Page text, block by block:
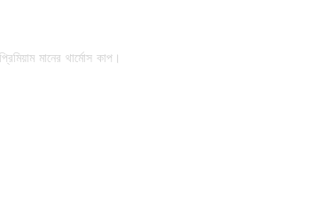
মানের থার্মোস কাপ।